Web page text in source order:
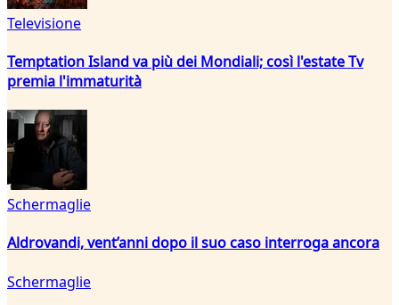
Televisione
Temptation Island va più dei Mondiali; così l'estate Tv
premia l'immaturità
Schermaglie
Aldrovandi, vent’anni dopo il suo caso interroga ancora
Schermaglie